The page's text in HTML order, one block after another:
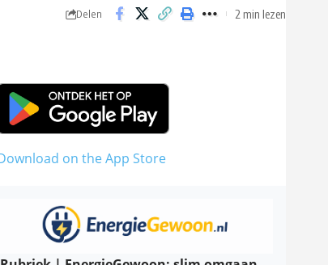
Delen 2 min lezen